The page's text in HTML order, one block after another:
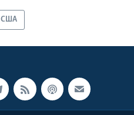
США